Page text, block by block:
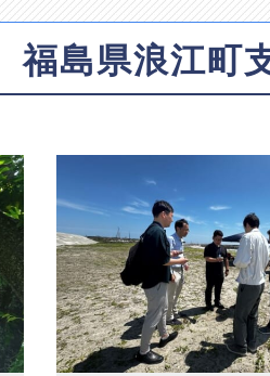
福島県浪江町